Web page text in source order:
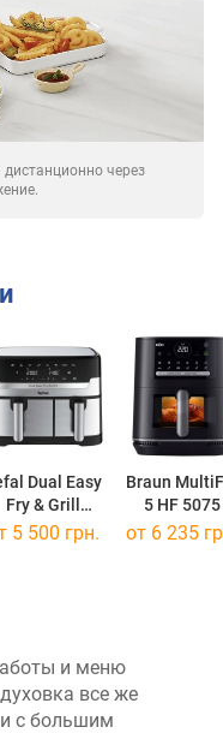
через
Dual Easy
Fry & Grill
EY905D10
Braun
5 HF 5075
5 500 грн. от 6 235
и меню
все же
с большим